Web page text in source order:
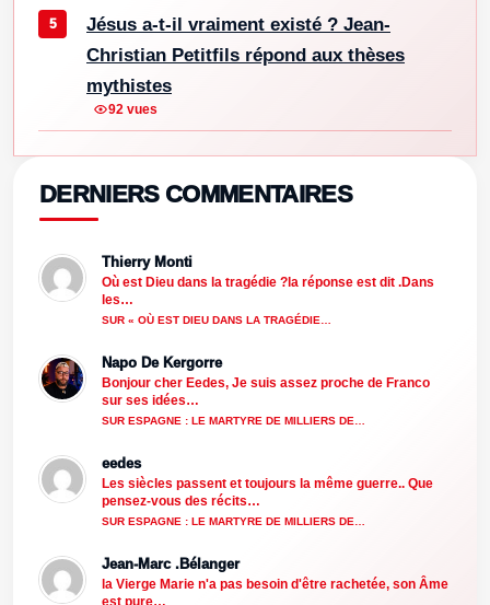
Jésus a-t-il vraiment existé ? Jean-
Christian Petitfils répond aux thèses
mythistes
92 vues
DERNIERS COMMENTAIRES
Thierry Monti
Où est Dieu dans la tragédie ?la réponse est dit .Dans
les…
SUR « OÙ EST DIEU DANS LA TRAGÉDIE…
Napo De Kergorre
Bonjour cher Eedes, Je suis assez proche de Franco
sur ses idées…
SUR ESPAGNE : LE MARTYRE DE MILLIERS DE…
eedes
Les siècles passent et toujours la même guerre.. Que
pensez-vous des récits…
SUR ESPAGNE : LE MARTYRE DE MILLIERS DE…
Jean-Marc .Bélanger
la Vierge Marie n'a pas besoin d'être rachetée, son Âme
est pure…